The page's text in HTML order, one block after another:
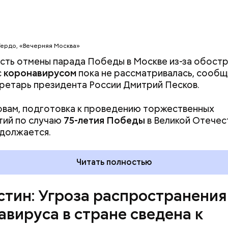
«Вечерняя Москва»
отмены парада Победы в Москве из-за
коронавирусом пока не рассматривалась,
президента России Дмитрий Песков.
подготовка к проведению торжественных
по случаю 75-летия Победы в Великой
Читать полностью
Угроза распространения
в стране сведена к
главы правительства, не только отечественная, но
терпит убытки от сложившейся
что глобальная экономика потеряет половину
Мишустин.